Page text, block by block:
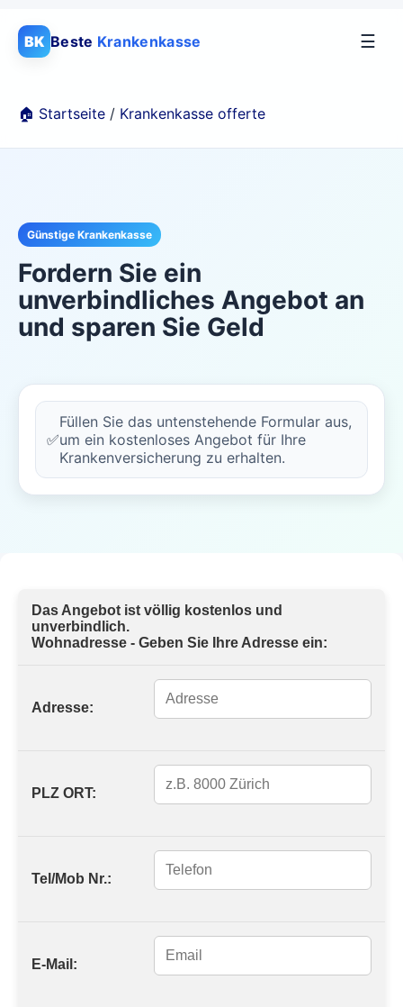
BK Beste Krankenkasse ☰
🏠 Startseite / Krankenkasse offerte
Günstige Krankenkasse
Fordern Sie ein
unverbindliches Angebot an
und sparen Sie Geld
✅
Füllen Sie das untenstehende Formular aus,
um ein kostenloses Angebot für Ihre
Krankenversicherung zu erhalten.
Das Angebot ist völlig kostenlos und
unverbindlich.
Wohnadresse - Geben Sie Ihre Adresse ein:
Adresse:
PLZ ORT:
Tel/Mob Nr.:
E-Mail: